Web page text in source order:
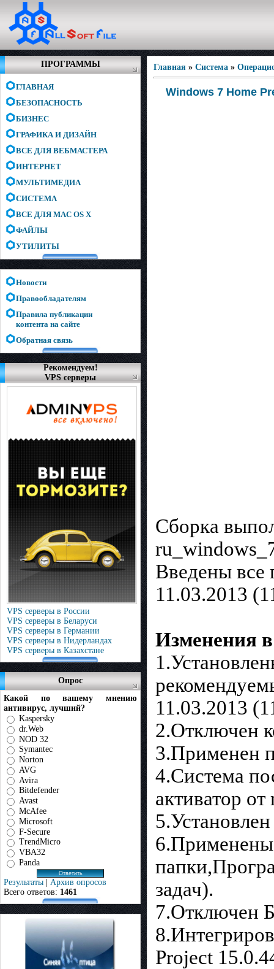
ПРОГРАММЫ
ГЛАВНАЯ
БЕЗОПАСНОСТЬ
БИЗНЕС
ГРАФИКА И ДИЗАЙН
ВСЕ ДЛЯ ВЕБМАСТЕРА
ИНТЕРНЕТ
МУЛЬТИМЕДИА
СИСТЕМА
ВСЕ ДЛЯ MAC OS X
ФАЙЛЫ
УТИЛИТЫ
Новости
Правообладателям
Правила публикации
контента на сайте
Обратная связь
Рекомендуем!
VPS серверы
VPS серверы в России
VPS серверы в Беларуси
VPS серверы в Германии
VPS серверы в Нидерландах
VPS серверы в Казахстане
Опрос
Какой по вашему мнению
антивирус, лучший?
Kaspersky
dr.Web
NOD 32
Symantec
Norton
AVG
Avira
Bitdefender
Avast
McAfee
Microsoft
F-Secure
TrendMicro
VBA32
Panda
Результаты | Архив опросов
Всего ответов: 1461
Главная » Система »
Windows 7 Home
Сборка
Введены все
11.03.2013
Изменения
11.03.2013
2.Отключен
3.Применен
4.Система
активатор
задач).
7.Отключен
Project